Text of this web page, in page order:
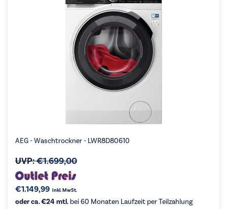
AEG - Waschtrockner - LWR8D80610
UVP:€1.699,00
€1.149,99 inkl. MwSt.
oder ca. €24 mtl. bei 60 Monaten Laufzeit per Teilzahlung